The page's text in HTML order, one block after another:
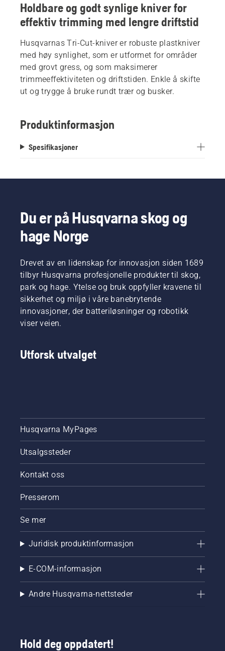
Holdbare og godt synlige kniver for
effektiv trimming med lengre driftstid
Husqvarnas Tri-Cut-kniver er robuste plastkniver
med høy synlighet, som er utformet for områder
med grovt gress, og som maksimerer
trimmeeffektiviteten og driftstiden. Enkle å skifte
ut og trygge å bruke rundt trær og busker.
Produktinformasjon
Spesifikasjoner
Du er på Husqvarna skog og
hage Norge
Drevet av en lidenskap for innovasjon siden 1689
tilbyr Husqvarna profesjonelle produkter til skog,
park og hage. Ytelse og bruk oppfyller kravene til
sikkerhet og miljø i våre banebrytende
innovasjoner, der batteriløsninger og robotikk
viser veien.
Utforsk utvalget
Husqvarna MyPages
Utsalgssteder
Kontakt oss
Presserom
Se mer
Juridisk produktinformasjon
E-COM-informasjon
Andre Husqvarna-nettsteder
Hold deg oppdatert!